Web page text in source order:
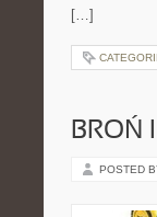
[…]
BROŃ
POSTED